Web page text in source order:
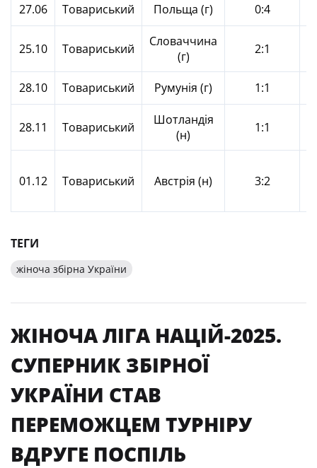
27.06 Товариський Польща (г) 0:4
25.10 Товариський
Словаччина
(г)
2:1
28.10
Товариський Румунія (г) 1:1
28.11 Товариський
Шотландія
(н)
1:1
01.12 Товариський Австрія (н) 3:2
ТЕГИ
жіноча збірна України
ЖІНОЧА ЛІГА НАЦІЙ-2025.
СУПЕРНИК ЗБІРНОЇ
УКРАЇНИ СТАВ
ПЕРЕМОЖЦЕМ ТУРНІРУ
ВДРУГЕ ПОСПІЛЬ